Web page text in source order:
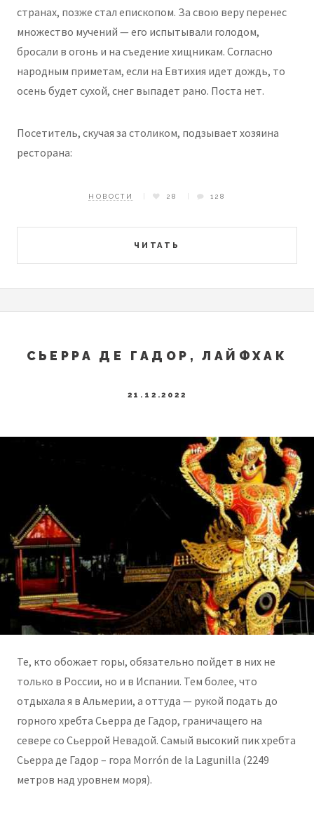
странах, позже стал епископом. За свою веру перенес
множество мучений — его испытывали голодом,
бросали в огонь и на съедение хищникам. Согласно
народным приметам, если на Евтихия идет дождь, то
осень будет сухой, снег выпадет рано. Поста нет.
Посетитель, скучая за столиком, подзывает хозяина
ресторана:
ЧИТАТЬ
НОВОСТИ 28 128
СЬЕРРА ДЕ ГАДОР, ЛАЙФХАК
21.12.2022
Те, кто обожает горы, обязательно пойдет в них не
только в России, но и в Испании. Тем более, что
отдыхала я в Альмерии, а оттуда — рукой подать до
горного хребта Сьерра де Гадор, граничащего на
севере со Сьеррой Невадой. Самый высокий пик хребта
Сьерра де Гадор – гора Morrón de la Lagunilla (2249
метров над уровнем моря).